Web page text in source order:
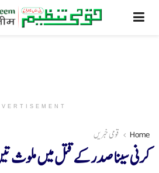
Home قومی خبریں
کرنی سینا صدرکے قتل میں ملوث